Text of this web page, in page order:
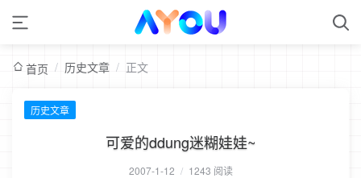
首页 / 历史文章 / 正文
历史文章
可爱的ddung迷糊娃娃~
2007-1-12 / 1243 阅读